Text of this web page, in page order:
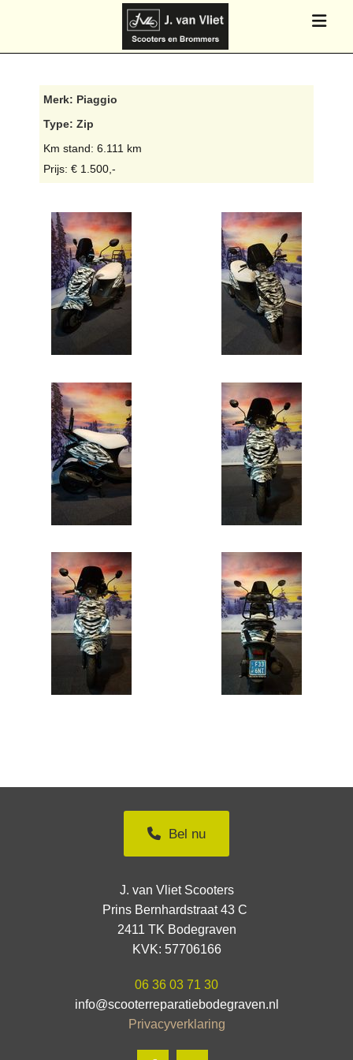
Merk: Piaggio
Type: Zip
Km stand: 6.111 km
Prijs: € 1.500,-
Bel nu
J. van Vliet Scooters
Prins Bernhardstraat 43 C
2411 TK Bodegraven
KVK: 57706166
06 36 03 71 30
info@scooterreparatiebodegraven.nl
Privacyverklaring